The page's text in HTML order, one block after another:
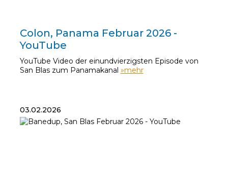
Colon, Panama Februar 2026 -
YouTube
YouTube Video der einundvierzigsten Episode von
San Blas zum Panamakanal »mehr
03.02.2026